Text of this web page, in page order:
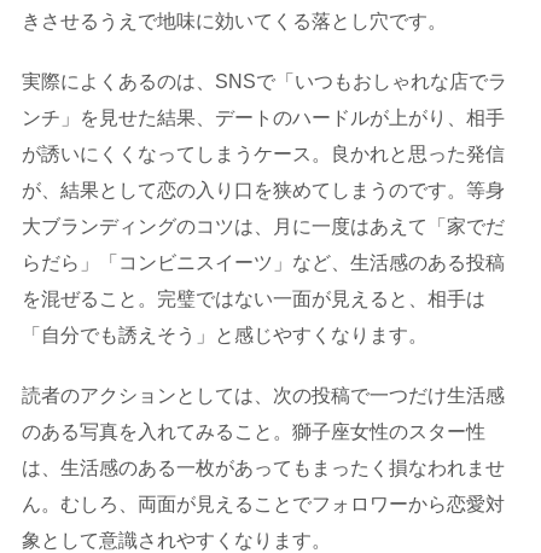
きさせるうえで地味に効いてくる落とし穴です。
実際によくあるのは、SNSで「いつもおしゃれな店でラ
ンチ」を見せた結果、デートのハードルが上がり、相手
が誘いにくくなってしまうケース。良かれと思った発信
が、結果として恋の入り口を狭めてしまうのです。等身
大ブランディングのコツは、月に一度はあえて「家でだ
らだら」「コンビニスイーツ」など、生活感のある投稿
を混ぜること。完璧ではない一面が見えると、相手は
「自分でも誘えそう」と感じやすくなります。
読者のアクションとしては、次の投稿で一つだけ生活感
のある写真を入れてみること。獅子座女性のスター性
は、生活感のある一枚があってもまったく損なわれませ
ん。むしろ、両面が見えることでフォロワーから恋愛対
象として意識されやすくなります。